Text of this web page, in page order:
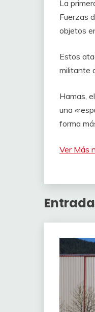
La
Fuerzas
objetos
Estos
militante
Hamas,
una
forma
Ver Más